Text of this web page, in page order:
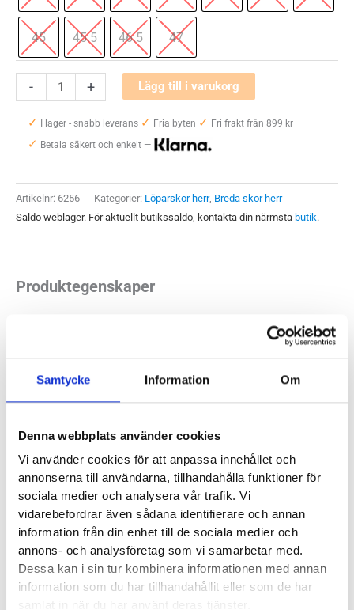
Samtycke Information Om
Denna webbplats använder cookies
Vi använder cookies för att anpassa innehållet och
annonserna till användarna, tillhandahålla funktioner för
sociala medier och analysera vår trafik. Vi
vidarebefordrar även sådana identifierare och annan
information från din enhet till de sociala medier och
annons- och analysföretag som vi samarbetar med.
Dessa kan i sin tur kombinera informationen med annan
information som du har tillhandahållit eller som de har
samlat in när du har använt deras tjänster.
45 45.5 46.5 47
-
Balance
Fresh
Foam
Herr
+ Lägg till i varukorg
✓ I lager - snabb leverans ✓ Fria byten ✓ Fri frakt från 899 kr
✓ Betala säkert och enkelt —
Artikelnr: 6256 Kategorier: Löparskor herr, Breda skor herr
Saldo weblager. För aktuellt butikssaldo, kontakta din närmsta butik.
Produktegenskaper
En redan bra sko har blivit ännu bättre. New Balance har
uppdaterat 880 med bättre material i mellansulan än sin
föregångare. Det gillas. Vi har älskat de senaste versionerna
av 880, mycket tack vare sin passform. Den sitter verkligen
egenskaperna och ger oss samtidigt bättre funktion. Att vi
har den i flera olika bredder gör inte saken sämre. New
Balance Fresh Foam 880v12 finns i flera läster och passar
normala till bredare fötter.
Läst:Bred, normal
Fotvalv:Normala, höga
Vikt:275 g